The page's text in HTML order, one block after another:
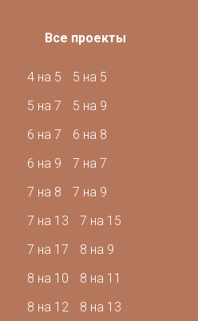
Все проекты
4 на 5
5 на 5
5 на 7
5 на 9
6 на 7
6 на 8
6 на 9
7 на 7
7 на 8
7 на 9
7 на 13
7 на 15
7 на 17
8 на 9
8 на 10
8 на 11
8 на 12
8 на 13